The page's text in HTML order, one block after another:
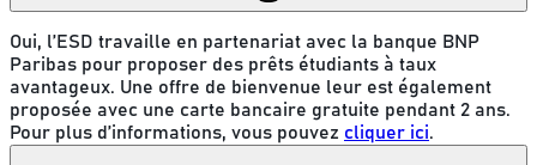
Oui, l’ESD travaille en partenariat avec la banque BNP
Paribas pour proposer des prêts étudiants à taux
avantageux. Une offre de bienvenue leur est également
proposée avec une carte bancaire gratuite pendant 2 ans.
Pour plus d’informations, vous pouvez cliquer ici.